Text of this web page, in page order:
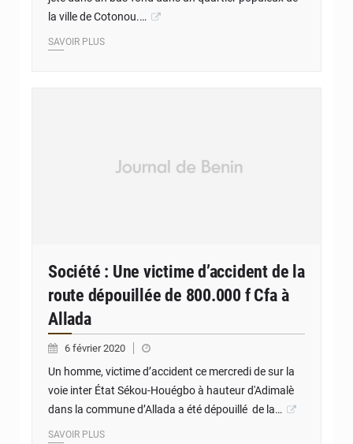
la ville de Cotonou.…
SAVOIR PLUS
Société : Une victime d’accident de la
route dépouillée de 800.000 f Cfa à
Allada
6 février 2020
Un homme, victime d’accident ce mercredi de sur la
voie inter État Sékou-Houégbo à hauteur d'Adimalè
dans la commune d’Allada a été dépouillé de la…
SAVOIR PLUS